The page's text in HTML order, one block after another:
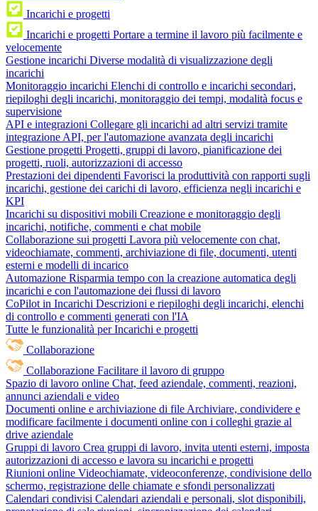
Incarichi e progetti
Incarichi e progetti Portare a termine il lavoro più facilmente e
velocemente
Gestione incarichi Diverse modalità di visualizzazione degli
incarichi
Monitoraggio incarichi Elenchi di controllo e incarichi secondari,
riepiloghi degli incarichi, monitoraggio dei tempi, modalità focus e
supervisione
API e integrazioni Collegare gli incarichi ad altri servizi tramite
integrazione API, per l'automazione avanzata degli incarichi
Gestione progetti Progetti, gruppi di lavoro, pianificazione dei
progetti, ruoli, autorizzazioni di accesso
Prestazioni dei dipendenti Favorisci la produttività con rapporti sugli
incarichi, gestione dei carichi di lavoro, efficienza negli incarichi e
KPI
Incarichi su dispositivi mobili Creazione e monitoraggio degli
incarichi, notifiche, commenti e chat mobile
Collaborazione sui progetti Lavora più velocemente con chat,
videochiamate, commenti, archiviazione di file, documenti, utenti
esterni e modelli di incarico
Automazione Risparmia tempo con la creazione automatica degli
incarichi e con l'automazione dei flussi di lavoro
CoPilot in Incarichi Descrizioni e riepiloghi degli incarichi, elenchi
di controllo e commenti generati con l'IA
Tutte le funzionalità per Incarichi e progetti
Collaborazione
Collaborazione Facilitare il lavoro di gruppo
Spazio di lavoro online Chat, feed aziendale, commenti, reazioni,
annunci aziendali e video
Documenti online e archiviazione di file Archiviare, condividere e
modificare facilmente i documenti online con i colleghi grazie al
drive aziendale
Gruppi di lavoro Crea gruppi di lavoro, invita utenti esterni, imposta
autorizzazioni di accesso e lavora su incarichi e progetti
Riunioni online Videochiamate, videoconferenze, condivisione dello
schermo, registrazione delle chiamate e sfondi personalizzati
Calendari condivisi Calendari aziendali e personali, slot disponibili,